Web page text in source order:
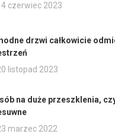
czerwiec 2023
drzwi całkowicie
listopad 2023
na duże przeszklenia,
marzec 2022